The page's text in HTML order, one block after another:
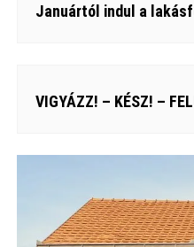
Januártól indul a
VIGYÁZZ! – KÉSZ! –